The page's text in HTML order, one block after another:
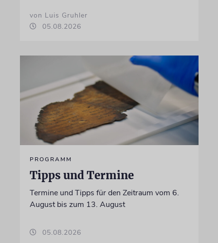
von Luis Gruhler
05.08.2026
PROGRAMM
Tipps und Termine
Termine und Tipps für den Zeitraum vom 6.
August bis zum 13. August
05.08.2026